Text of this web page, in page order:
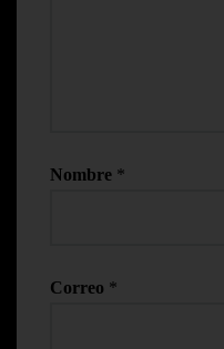
Nombre *
Correo *